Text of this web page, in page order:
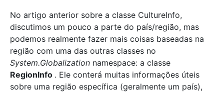
No artigo anterior sobre a classe CultureInfo,
discutimos um pouco a parte do país/região, mas
podemos realmente fazer mais coisas baseadas na
região com uma das outras classes no
System.Globalization namespace: a classe
RegionInfo . Ele conterá muitas informações úteis
sobre uma região específica (geralmente um país),